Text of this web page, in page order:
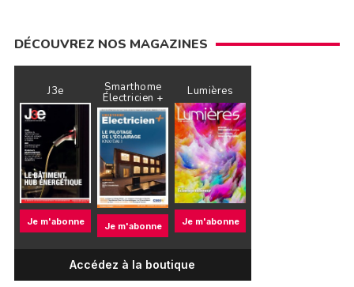
DÉCOUVREZ NOS MAGAZINES
J3e
Je m'abonne
Smarthome
Électricien +
Je m'abonne
Lumières
Je m'abonne
Accédez à la boutique